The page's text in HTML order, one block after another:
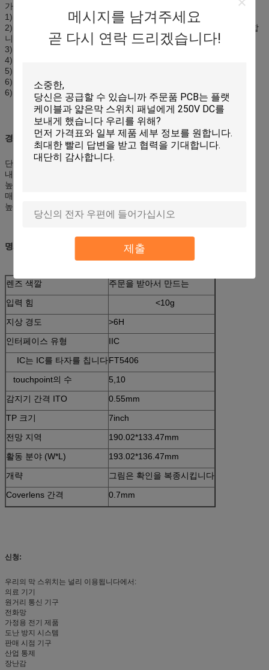
메시지를 남겨주세요
곧 다시 연락 드리겠습니다!
제출
가동 가능한 원격 제어 위원회
1) 주문품 OEM/ODM
2) 정확한 실크 스크린 인쇄 오바레이는 터치스크린 위원회를 추가합
니다
3) 부자 색깔
4) 높은 sensity & 고품질
5) 친절한 환경
6) 완벽한 외면
6) 원료: 애완 동물 필름 overlay+ 접촉 위원회
경쟁 이점:
단단한 착용,
내식성,
높은 투과율,
매끄러운 느낌을 통제하십시오,
높은 신뢰도
명세
렌즈 색깔
주문을 받아서 만드는
입력 힘
<10g
지상 경도
>6H
인터페이스 유형
IIC
IC는 IC를 타자를 칩니다FT5406
touchpoint의 수
5,10
감지기 간격 ITO
0.55mm
TP 크기
7inch
전망 지역
190.02*133.47mm
활동 분야 (W*L)
193.02*136.47mm
개략
그림은 확인을 복종시킵니다
Coverlens 간격
0.7mm
신청:
우리의 막 스위치는 널리 이용됩니다에서:
의료 기기
원거리 통신 기구
전화망
가정용 전기 제품
도난 방지 시스템
판매 시점 기구
산업 통제
장난감